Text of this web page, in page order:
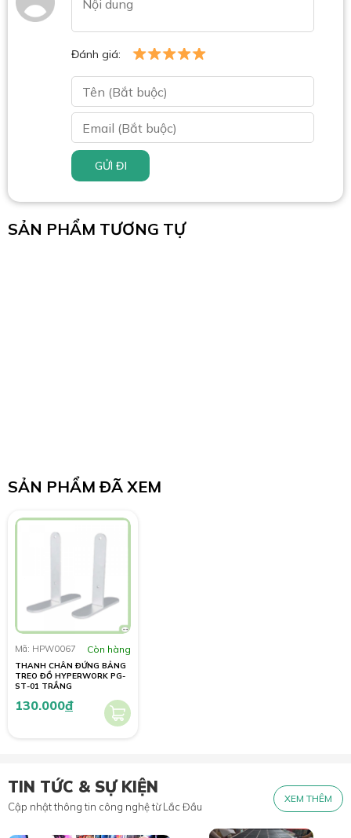
Đánh giá:
GỬI ĐI
SẢN PHẨM TƯƠNG TỰ
SẢN PHẨM ĐÃ XEM
Mã: HPW0067 Còn hàng
THANH CHÂN ĐỨNG BẢNG
TREO ĐỒ HYPERWORK PG-
ST-01 TRẮNG
130.000đ
TIN TỨC & SỰ KIỆN
Cập nhật thông tin công nghệ từ Lắc Đầu
XEM THÊM